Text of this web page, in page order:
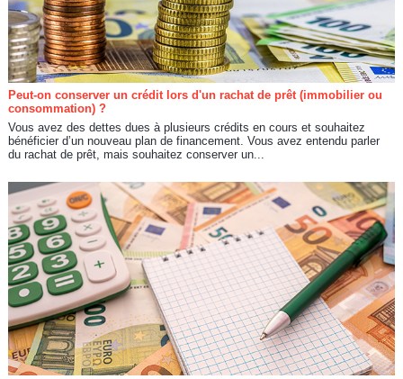
Peut-on conserver un crédit lors d'un rachat de prêt (immobilier ou
consommation) ?
Vous avez des dettes dues à plusieurs crédits en cours et souhaitez
bénéficier d’un nouveau plan de financement. Vous avez entendu parler
du rachat de prêt, mais souhaitez conserver un...